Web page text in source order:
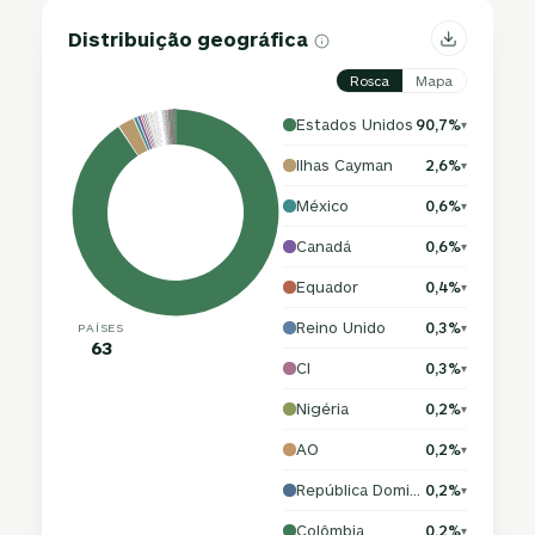
Distribuição geográfica
Rosca Mapa
PAÍSES
63
Estados Unidos 90,7%▾
Ilhas Cayman 2,6%▾
México 0,6%▾
Canadá 0,6%▾
Equador 0,4%▾
Reino Unido 0,3%▾
CI 0,3%▾
Nigéria 0,2%▾
AO 0,2%▾
0,2%▾
Colômbia 0,2%▾